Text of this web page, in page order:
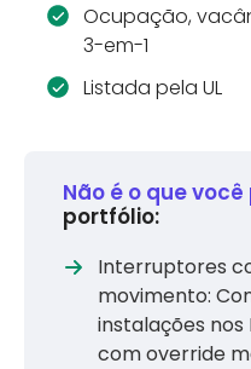
Ocupação,
3-em-1
Listada pela UL
Não é o que
portfólio:
Interruptores
movimento:
instalações nos
com override